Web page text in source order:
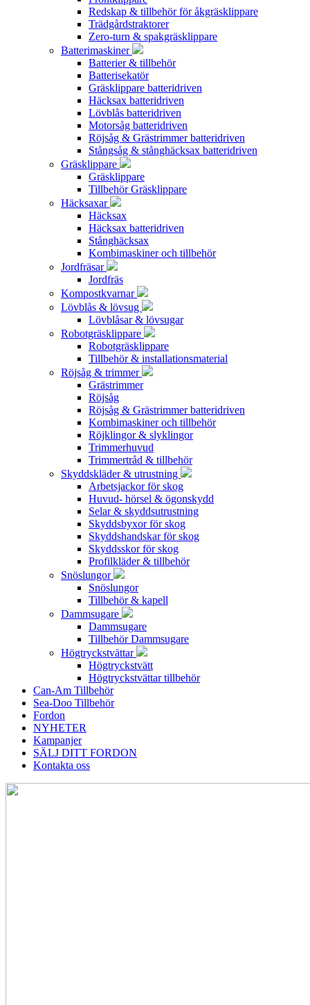
Redskap & tillbehör för åkgräsklippare
Trädgårdstraktorer
Zero-turn & spakgräsklippare
Batterimaskiner
Batterier & tillbehör
Batterisekatör
Gräsklippare batteridriven
Häcksax batteridriven
Lövblås batteridriven
Motorsåg batteridriven
Röjsåg & Grästrimmer batteridriven
Stångsåg & stånghäcksax batteridriven
Gräsklippare
Gräsklippare
Tillbehör Gräsklippare
Häcksaxar
Häcksax
Häcksax batteridriven
Stånghäcksax
Kombimaskiner och tillbehör
Jordfräsar
Jordfräs
Kompostkvarnar
Lövblås & lövsug
Lövblåsar & lövsugar
Robotgräsklippare
Robotgräsklippare
Tillbehör & installationsmaterial
Röjsåg & trimmer
Grästrimmer
Röjsåg
Röjsåg & Grästrimmer batteridriven
Kombimaskiner och tillbehör
Röjklingor & slyklingor
Trimmerhuvud
Trimmertråd & tillbehör
Skyddskläder & utrustning
Arbetsjackor för skog
Huvud- hörsel & ögonskydd
Selar & skyddsutrustning
Skyddsbyxor för skog
Skyddshandskar för skog
Skyddsskor för skog
Profilkläder & tillbehör
Snöslungor
Snöslungor
Tillbehör & kapell
Dammsugare
Dammsugare
Tillbehör Dammsugare
Högtryckstvättar
Högtryckstvätt
Högtryckstvättar tillbehör
Can-Am Tillbehör
Sea-Doo Tillbehör
Fordon
NYHETER
Kampanjer
SÄLJ DITT FORDON
Kontakta oss